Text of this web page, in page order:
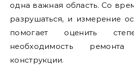
одна важная область. Со
разрушаться, и измерение
помогает оценить
необходимость
конструкции.